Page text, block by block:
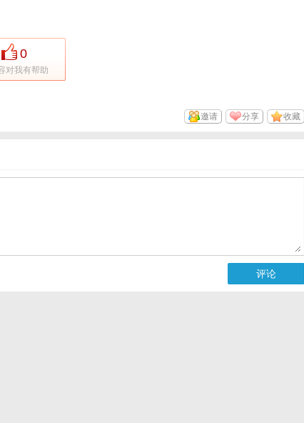
0
对我有帮助
收藏
分享
邀请
评论